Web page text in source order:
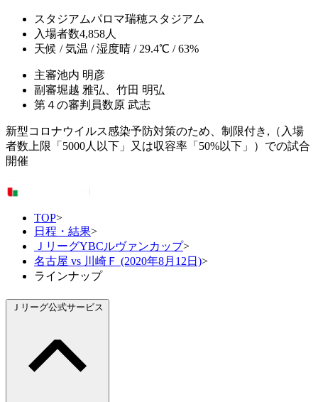
スタジアムパロマ瑞穂スタジアム
入場者数4,858人
天候 / 気温 / 湿度晴 / 29.4℃ / 63%
主審池内 明彦
副審堀越 雅弘、竹田 明弘
第４の審判員数原 武志
新型コロナウイルス感染予防対策のため、制限付き,（入場
者数上限「5000人以下」又は収容率「50%以下」）での試合
開催
TOP>
日程・結果>
ＪリーグYBCルヴァンカップ>
名古屋 vs 川崎Ｆ (2020年8月12日)>
ラインナップ
Ｊリーグ公式サービス